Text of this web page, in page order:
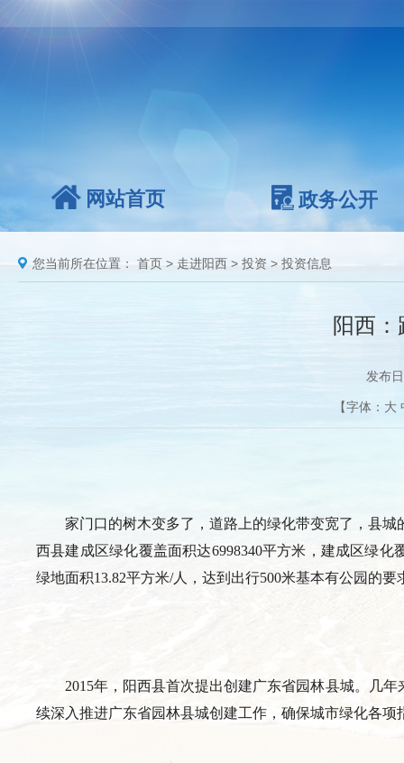
网站首页 政务公开
您当前所在位置： 首页 > 走进阳西 > 投资 > 投资信息
阳西
发布
【字体： 大
家门口的树木变多了，道路上的绿化带变宽了，县
西县建成区绿化覆盖面积达6998340平方米，建成区绿化
绿地面积13.82平方米/人，达到出行500米基本有公园的要
2015年，阳西县首次提出创建广东省园林县城。几
续深入推进广东省园林县城创建工作，确保城市绿化各